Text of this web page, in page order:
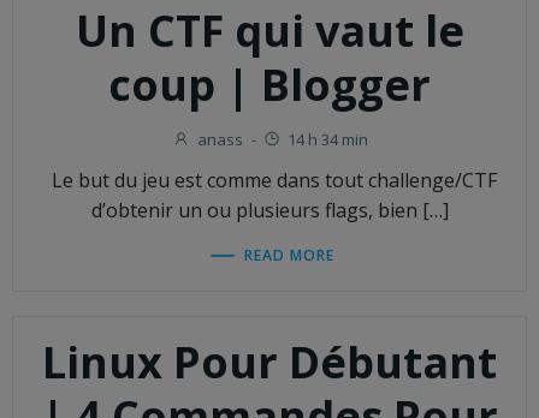
Un CTF qui vaut le
coup | Blogger
anass - 14 h 34 min
Le but du jeu est comme dans tout challenge/CTF
d’obtenir un ou plusieurs flags, bien […]
READ MORE
Linux Pour Débutant